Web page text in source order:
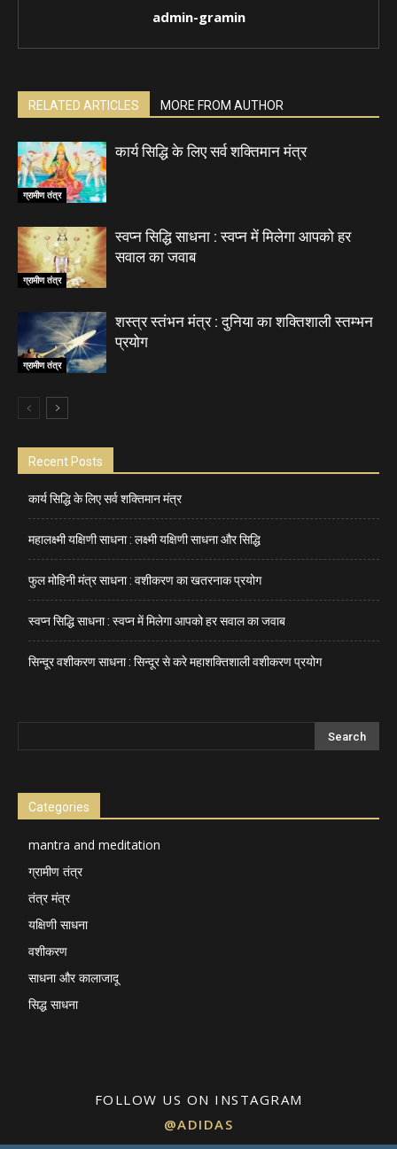
admin-gramin
RELATED ARTICLES MORE FROM AUTHOR
ग्रामीण तंत्र
कार्य सिद्धि के लिए सर्व शक्तिमान मंत्र
ग्रामीण तंत्र
स्वप्न सिद्धि साधना : स्वप्न में मिलेगा आपको हर
सवाल का जवाब
ग्रामीण तंत्र
शस्त्र स्तंभन मंत्र : दुनिया का शक्तिशाली स्तम्भन
प्रयोग
Recent Posts
कार्य सिद्धि के लिए सर्व शक्तिमान मंत्र
महालक्ष्मी यक्षिणी साधना : लक्ष्मी यक्षिणी साधना और सिद्धि
फुल मोहिनी मंत्र साधना : वशीकरण का खतरनाक प्रयोग
स्वप्न सिद्धि साधना : स्वप्न में मिलेगा आपको हर सवाल का जवाब
सिन्दूर वशीकरण साधना : सिन्दूर से करे महाशक्तिशाली वशीकरण प्रयोग
Categories
mantra and meditation
ग्रामीण तंत्र
तंत्र मंत्र
यक्षिणी साधना
वशीकरण
साधना और कालाजादू
सिद्ध साधना
FOLLOW US ON INSTAGRAM
@ADIDAS